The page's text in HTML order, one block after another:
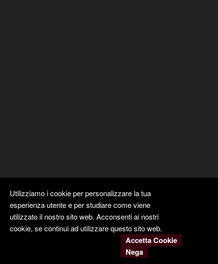
by STUDIO99. Tutti i diritti
Utilizziamo i cookie per personalizzare la tua
esperienza utente e per studiare come viene
utilizzato il nostro sito web. Acconsenti ai nostri
cookie, se continui ad utilizzare questo sito web.
Accetta Cookie
Nega